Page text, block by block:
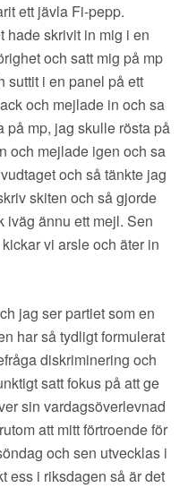
ett jävla Fi-pepp.
hade skrivit in mig i en
och satt mig på mp
suttit i en panel på ett
och mejlade in och sa
på mp, jag skulle rösta på
och mejlade igen och sa
och så tänkte jag
skiten och så gjorde
iväg ännu ett mejl. Sen
vi arsle och äter in
jag ser partiet som en
har så tydligt formulerat
diskriminering och
satt fokus på att ge
sin vardagsöverlevnad
att mitt förtroende för
och sen utvecklas i
ess i riksdagen så är det